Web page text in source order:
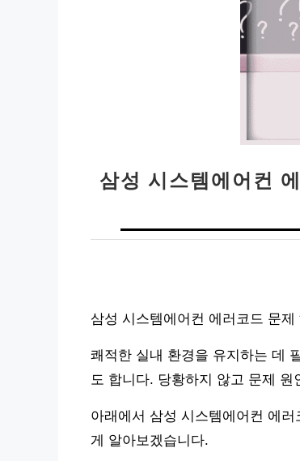
삼성 시스템에어컨
삼성 시스템에어컨 에러코드 문
쾌적한 실내 환경을 유지하는 데
도 합니다. 당황하지 않고 문제
아래에서 삼성 시스템에어컨 에
게 알아보겠습니다.